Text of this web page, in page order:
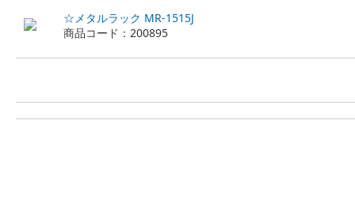
☆メタルラック MR-1515J
商品コード：200895